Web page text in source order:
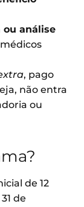
ou análise
, pago
não entra
ou
de 12
de